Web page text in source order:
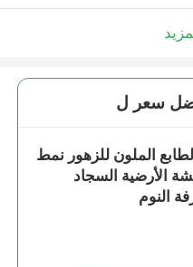
سعر ل
الملون للزهور نمط
الأرضية السجاد
النوم